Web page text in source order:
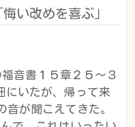
い改めを喜ぶ」
音書１５章２５〜３
にいたが、帰って来
音が聞こえてきた。